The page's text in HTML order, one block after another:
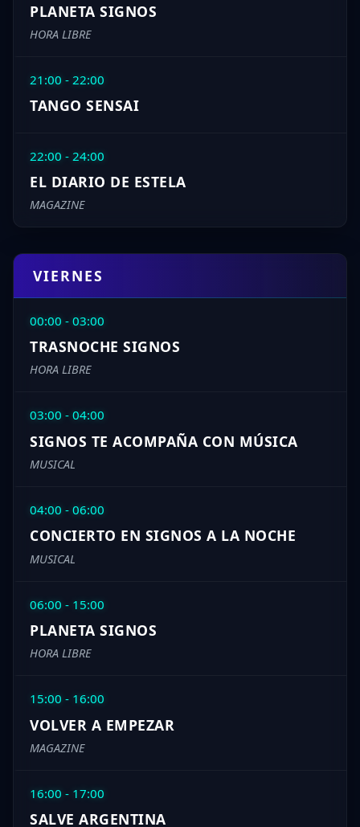
PLANETA SIGNOS
HORA LIBRE
21:00 - 22:00
TANGO SENSAI
22:00 - 24:00
EL DIARIO DE ESTELA
MAGAZINE
VIERNES
00:00 - 03:00
TRASNOCHE SIGNOS
HORA LIBRE
03:00 - 04:00
SIGNOS TE ACOMPAÑA CON MÚSICA
MUSICAL
04:00 - 06:00
CONCIERTO EN SIGNOS A LA NOCHE
MUSICAL
06:00 - 15:00
PLANETA SIGNOS
HORA LIBRE
15:00 - 16:00
VOLVER A EMPEZAR
MAGAZINE
16:00 - 17:00
SALVE ARGENTINA